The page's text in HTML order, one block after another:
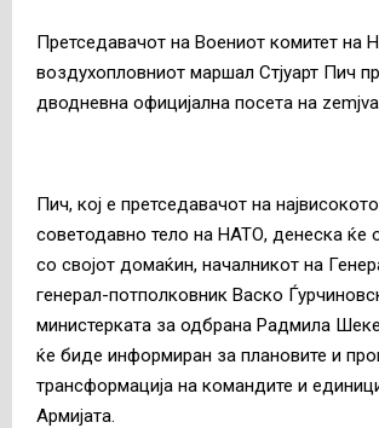
Претседавачот на Воениот комитет на
воздухопловниот маршал Стјуарт Пич
дводневна официјална посета на zemjva.
Пич, кој е претседавачот на
советодавно тело на НАТО, денеска ќе
со својот домаќин, началникот на
генерал-потполковник Васко
министерката за одбрана Радмила
ќе биде информиран за плановите и
трансформација на командите и
Армијата.